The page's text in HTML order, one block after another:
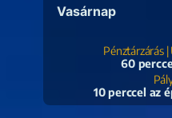
Vasárnap
Pénztárzárás
60
10 perccel az